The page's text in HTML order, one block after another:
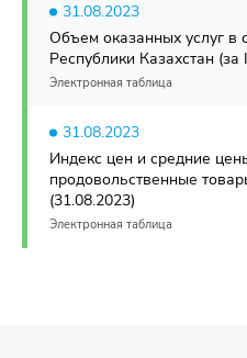
31.08.2023
Объем оказанных услуг в
Республики Казахстан (за
Электронная таблица
31.08.2023
Индекс цен и средние
продовольственные
(31.08.2023)
Электронная таблица